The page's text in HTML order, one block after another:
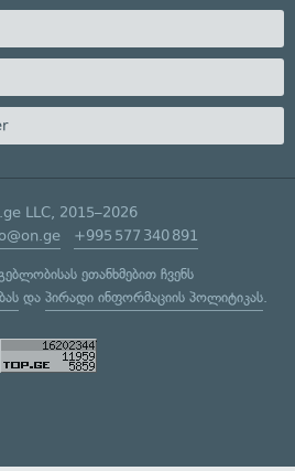
LLC, 2015–2026
+995 577 340 891
ეთანხმებით ჩვენს
და პირადი ინფორმაციის პოლიტიკას.